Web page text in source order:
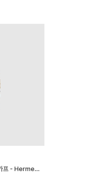
에르메스 여성 트윌리 리틀 스카프 - Hermes Womens Twilly Little S…